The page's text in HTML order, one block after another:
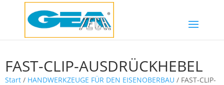
FAST-CLIP-AUSDRÜCKHEBEL
Start / HANDWERKZEUGE FÜR DEN EISENOBERBAU / FAST-CLIP-